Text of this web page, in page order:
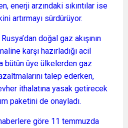
enerji arzındaki sıkıntılar ise
artırmayı sürdürüyor.
doğal gaz akışının
karşı hazırladığı acil
bütün üye ülkelerden gaz
talep ederken,
ithalatına yasak getirecek
paketini de onayladı.
göre 11 temmuzda